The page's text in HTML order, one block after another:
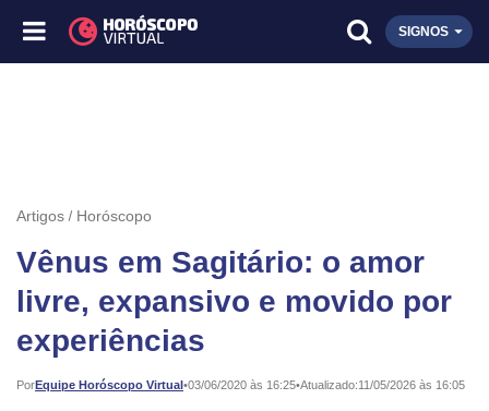
SIGNOS
Artigos Horóscopo
Vênus em Sagitário: o amor
livre, expansivo e movido por
experiências
PorEquipe Horóscopo Virtual•
Publicado: 03/06/2020 às 16:25•Atualizado:11/05/2026 às 16:05